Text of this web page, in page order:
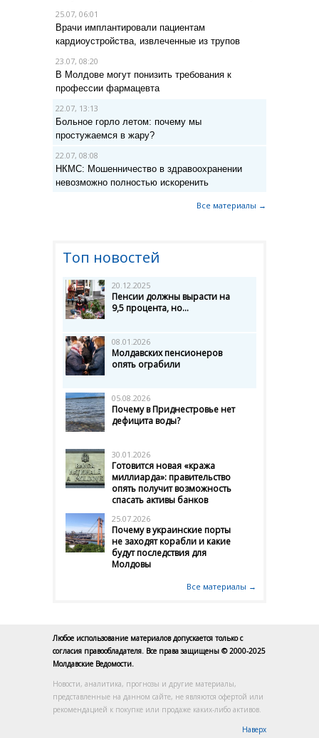
25.07, 06:01
Врачи имплантировали пациентам
кардиоустройства, извлеченные из трупов
23.07, 08:20
В Молдове могут понизить требования к
профессии фармацевта
22.07, 13:13
Больное горло летом: почему мы
простужаемся в жару?
22.07, 08:08
НКМС: Мошенничество в здравоохранении
невозможно полностью искоренить
Все материалы →
Топ новостей
20.12.2025
Пенсии должны вырасти на
9,5 процента, но...
08.01.2026
Молдавских пенсионеров
опять ограбили
05.08.2026
Почему в Приднестровье нет
дефицита воды?
30.01.2026
Готовится новая «кража
миллиарда»: правительство
опять получит возможность
спасать активы банков
25.07.2026
Почему в украинские порты
не заходят корабли и какие
будут последствия для
Молдовы
Все материалы →
Любое использование материалов допускается только с
согласия правообладателя. Все права защищены © 2000-2025
Молдавские Ведомости.
Новости, аналитика, прогнозы и другие материалы,
представленные на данном сайте, не являются офертой или
рекомендацией к покупке или продаже каких-либо активов.
Наверх